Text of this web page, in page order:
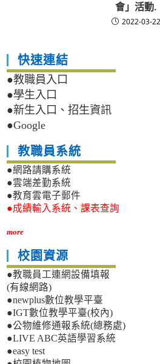
會」活動.
2022-03-22
快速連結
●教職員入口
●學生入口
●新生入口、招生資訊
●Google
教職員系統
●網路請購系統
●雲端差勤系統
●教育雲電子郵件
●成績輸入系統、課表查詢
more
校園資源
●教職員工連網設備填報
(有線網路)
●newplus數位教學平臺
●IGT數位教學平臺(校內)
●公物維修通報系統(總務處)
●LIVE ABC英語學習系統
●easy test